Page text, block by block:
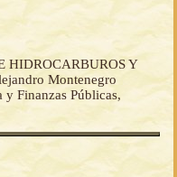
HIDROCARBUROS Y
Montenegro
Finanzas Públicas,